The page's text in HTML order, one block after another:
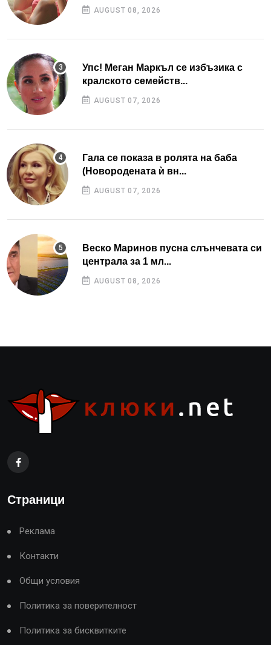
AUGUST 08, 2026
Упс! Меган Маркъл се избъзика с
кралското семейств...
AUGUST 07, 2026
Гала се показа в ролята на баба
(Новородената ѝ вн...
AUGUST 07, 2026
Веско Маринов пусна слънчевата си
централа за 1 мл...
AUGUST 08, 2026
Страници
Реклама
Контакти
Общи условия
Политика за поверителност
Политика за бисквитките